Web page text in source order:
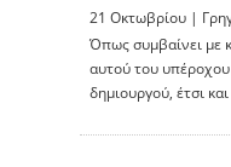
21 Οκτωβρίου |
Όπως συμβαίνει με
αυτού του υπέροχου
δημιουργού, έτσι